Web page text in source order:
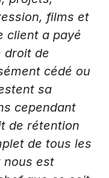
films et
client a payé
droit de
cédé ou
sa
cependant
de rétention
de tous les
nous est